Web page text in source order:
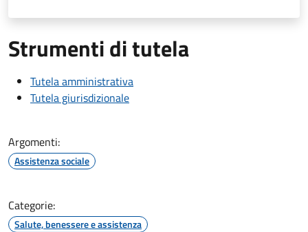
Strumenti di tutela
Tutela amministrativa
Tutela giurisdizionale
Argomenti:
Assistenza sociale
Categorie:
Salute, benessere e assistenza